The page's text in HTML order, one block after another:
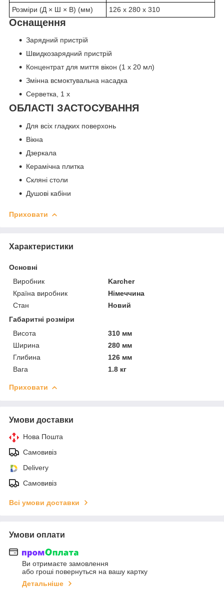
Розміри (Д × Ш × В) (мм)
126 x 280 x 310
Оснащення
Зарядний пристрій
Швидкозарядний пристрій
Концентрат для миття вікон (1 х 20 мл)
Змінна всмоктувальна насадка
Серветка, 1 x
ОБЛАСТІ ЗАСТОСУВАННЯ
Для всіх гладких поверхонь
Вікна
Дзеркала
Керамічна плитка
Скляні столи
Душові кабіни
Приховати
Характеристики
Основні
Виробник
Karcher
Країна виробник
Німеччина
Стан
Новий
Габаритні розміри
Висота
310 мм
Ширина
280 мм
Глибина
126 мм
Вага
1.8 кг
Приховати
Умови доставки
Нова Пошта
Самовивіз
Delivery
Самовивіз
Всі умови доставки
Умови оплати
Ви отримаєте замовлення
або гроші повернуться на вашу картку
Детальніше